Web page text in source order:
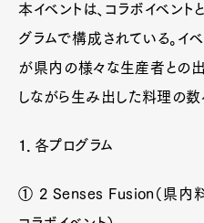
本イベントは、コラボイベン
グラムで構成されている。イ
が県内の様々な生産者との
しながら生み出した料理の数
１．各プログラム
① 2 Senses Fusion（県内料